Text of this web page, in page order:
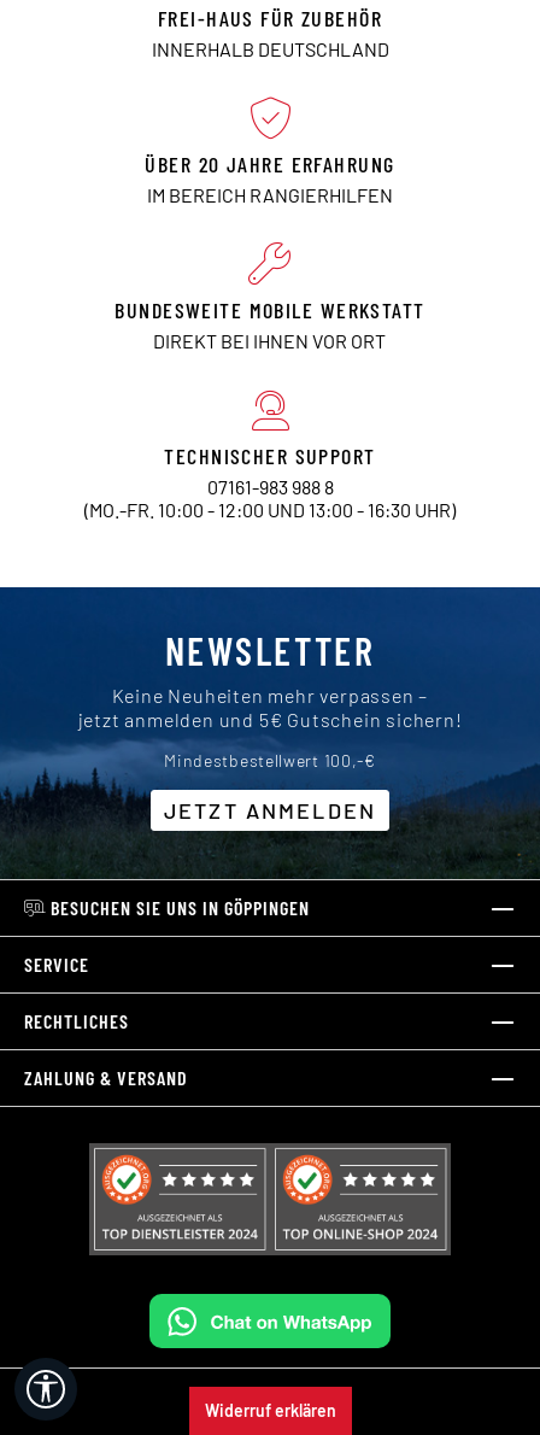
FREI-HAUS FÜR ZUBEHÖR
INNERHALB DEUTSCHLAND
ÜBER 20 JAHRE ERFAHRUNG
IM BEREICH RANGIERHILFEN
BUNDESWEITE MOBILE WERKSTATT
DIREKT BEI IHNEN VOR ORT
TECHNISCHER SUPPORT
07161-983 988 8
(MO.-FR. 10:00 - 12:00 UND 13:00 - 16:30 UHR)
NEWSLETTER
Keine Neuheiten mehr verpassen –
jetzt anmelden und 5€ Gutschein sichern!
Mindestbestellwert 100,-€
JETZT ANMELDEN
BESUCHEN SIE UNS IN GÖPPINGEN
SERVICE
RECHTLICHES
ZAHLUNG & VERSAND
Widerruf erklären
Werkzeugleiste anzeigen